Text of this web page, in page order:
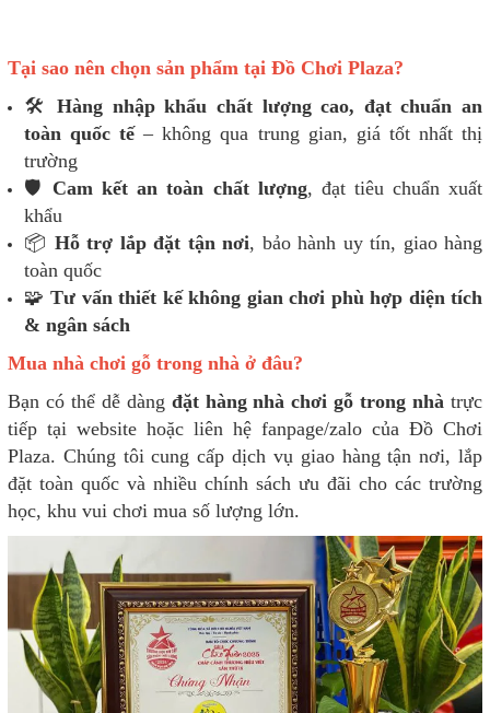
Tại sao nên chọn sản phẩm tại Đồ Chơi Plaza?
🛠️Hàng nhập khẩu chất lượng cao, đạt chuẩn an
toàn quốc tế– không qua trung gian, giá tốt nhất thị
trường
🛡️ Cam kết an toàn chất lượng, đạt tiêu chuẩn xuất
khẩu
📦 Hỗ trợ lắp đặt tận nơi, bảo hành uy tín, giao hàng
toàn quốc
🧩 Tư vấn thiết kế không gian chơi phù hợp diện tích
& ngân sách
Mua nhà chơi gỗ trong nhà ở đâu?
Bạn có thể dễ dàng đặt hàng nhà chơi gỗ trong nhà trực
tiếp tại website hoặc liên hệ fanpage/zalo của Đồ Chơi
Plaza. Chúng tôi cung cấp dịch vụ giao hàng tận nơi, lắp
đặt toàn quốc và nhiều chính sách ưu đãi cho các trường
học, khu vui chơi mua số lượng lớn.